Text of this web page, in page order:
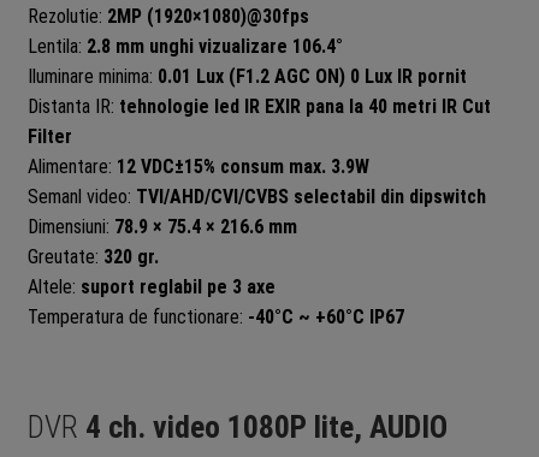
Rezolutie: 2MP (1920×1080)@30fps
Lentila: 2.8 mm unghi vizualizare 106.4°
Iluminare minima: 0.01 Lux (F1.2 AGC ON) 0 Lux IR pornit
Distanta IR: tehnologie led IR EXIR pana la 40 metri IR Cut
Filter
Alimentare: 12 VDC±15% consum max. 3.9W
Semanl video: TVI/AHD/CVI/CVBS selectabil din dipswitch
Dimensiuni: 78.9 × 75.4 × 216.6 mm
Greutate: 320 gr.
Altele: suport reglabil pe 3 axe
Temperatura de functionare: -40°C ~ +60°C IP67
DVR 4 ch. video 1080P lite, AUDIO